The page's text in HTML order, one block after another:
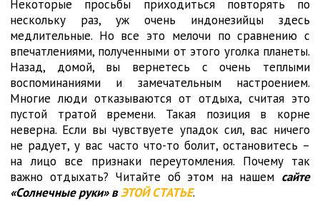
Некоторые просьбы приходиться повторять по
нескольку раз, уж очень индонезийцы здесь
медлительные. Но все это мелочи по сравнению с
впечатлениями, полученными от этого уголка планеты.
Назад, домой, вы вернетесь с очень теплыми
воспоминаниями и замечательным настроением.
Многие люди отказываются от отдыха, считая это
пустой тратой времени. Такая позиция в корне
неверна. Если вы чувствуете упадок сил, вас ничего
не радует, у вас часто что-то болит, остановитесь –
на лицо все признаки переутомления. Почему так
важно отдыхать? Читайте об этом на нашем сайте
«Солнечные руки» вЭТОЙ СТАТЬЕ.